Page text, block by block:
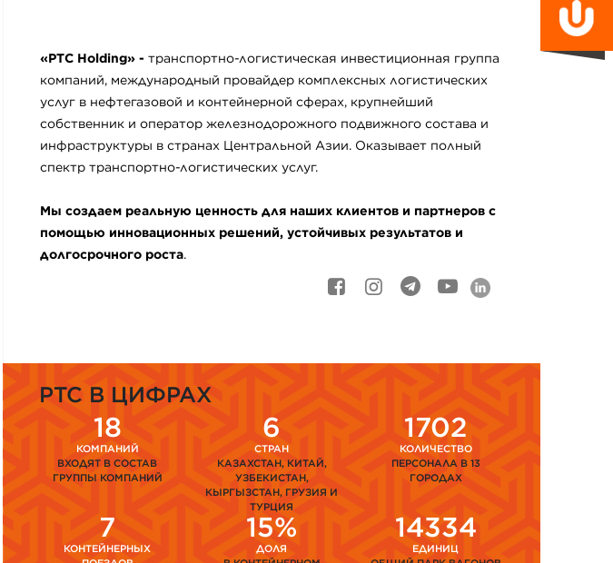
«PTC Holding» - транспортно-логистическая инвестиционная группа
компаний, международный провайдер комплексных логистических
услуг в нефтегазовой и контейнерной сферах, крупнейший
собственник и оператор железнодорожного подвижного состава и
инфраструктуры в странах Центральной Азии. Оказывает полный
спектр транспортно-логистических услуг.
Мы создаем реальную ценность для наших клиентов и партнеров с
помощью инновационных решений, устойчивых результатов и
долгосрочного роста.
PTC В ЦИФРАХ
18
КОМПАНИЙ
ВХОДЯТ В СОСТАВ
ГРУППЫ КОМПАНИЙ
6
СТРАН
КАЗАХСТАН, КИТАЙ,
УЗБЕКИСТАН,
КЫРГЫЗСТАН, ГРУЗИЯ И
ТУРЦИЯ
1702
КОЛИЧЕСТВО
ПЕРСОНАЛА В 13
ГОРОДАХ
7
КОНТЕЙНЕРНЫХ
15%
ДОЛЯ
14334
ЕДИНИЦ